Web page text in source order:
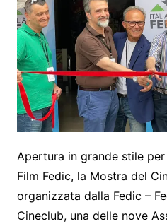
Apertura in grande stile
Film Fedic, la Mostra del
organizzata dalla Fedic –
Cineclub, una delle nove